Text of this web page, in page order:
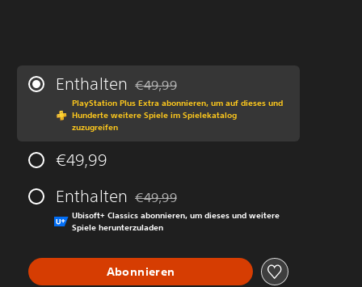
Enthalten Preisnachlass gegenüber dem
€49,99
PlayStation Plus Extra abonnieren, um auf dieses und
Hunderte weitere Spiele im Spielekatalog
zuzugreifen
€49,99
Enthalten Preisnachlass gegenüber dem
€49,99
Ubisoft+ Classics abonnieren, um dieses und weitere
Spiele herunterzuladen
Abonnieren